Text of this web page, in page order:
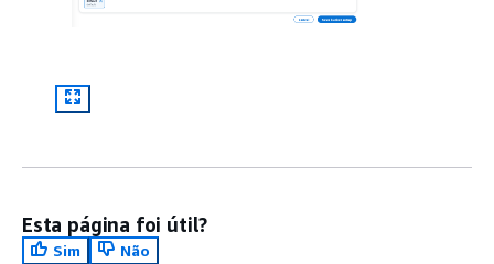
Esta página foi útil?
Sim
Não